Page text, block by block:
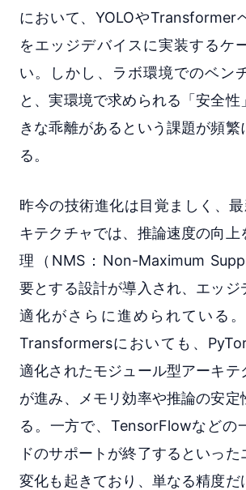
において、YOLOやTransformer
をエッジデバイスに実装するケ
い。しかし、ラボ環境でのベン
と、実環境で求められる「安全性
きな乖離があるという課題が頻繁
る。
昨今の技術進化は目覚ましく、
キテクチャでは、推論速度の向上
理（NMS：Non-Maximum
要とする設計が導入され、エッジ
適化がさらに進められている
Transformersにおいても、
適化されたモジュール型アーキテ
が進み、メモリ効率や推論の安定
る。一方で、TensorFlowなどの
ドのサポートが終了するといっ
変化も起きており、単なる精度だ